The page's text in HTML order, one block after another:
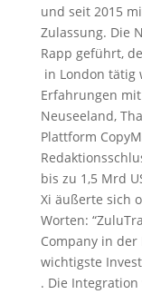
und seit 2015
Zulassung. Die
Rapp geführt,
in London tätig
Erfahrungen
Neuseeland,
Plattform
bis zu 1,5 Mrd
Xi äußerte sich
Worten:
Company in
wichtigste
. Die